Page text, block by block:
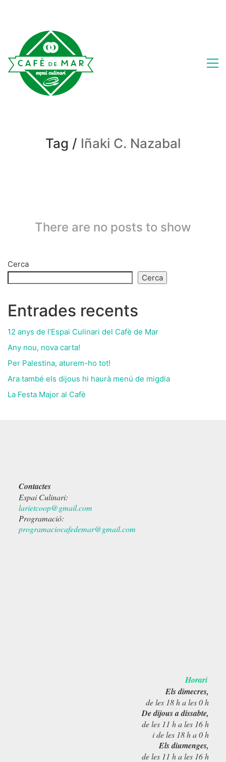
Tag / Iñaki C. Nazabal
There are no posts to show
Cerca
Cerca
Entrades recents
12 anys de l’Espai Culinari del Cafè de Mar
Any nou, nova carta!
Per Palestina, aturem-ho tot!
Ara també els dijous hi haurà menú de migdia
La Festa Major al Cafè
Contactes
Espai Culinari:
larietcoop@gmail.com
Programació:
programaciocafedemar@gmail.com
Horari
Els dimecres,
de les 18 h a les 0 h
De dijous a dissabte,
de les 11 h a les 16 h
i de les 18 h a 0 h
Els diumenges,
de les 11 h a les 16 h